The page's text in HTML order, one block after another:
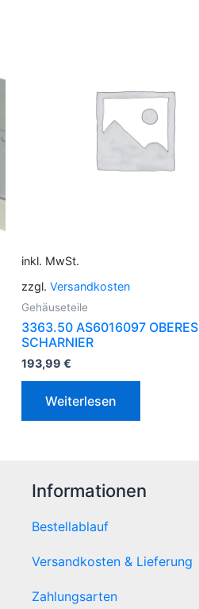
inkl. MwSt.
zzgl. Versandkosten
Gehäuseteile
3363.50 AS6016097 OBERES
SCHARNIER
193,99 €
Weiterlesen
Informationen
Bestellablauf
Versandkosten & Lieferung
Zahlungsarten